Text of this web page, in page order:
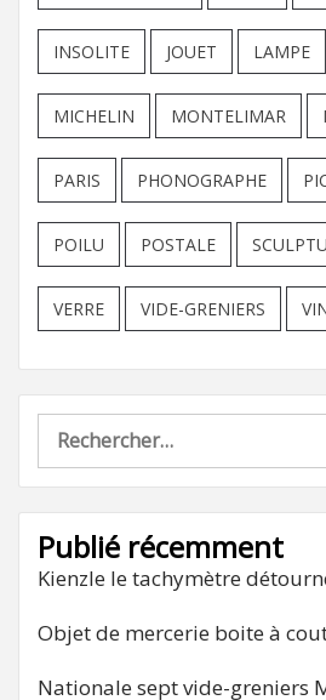
INSOLITE JOUET LAMPE
MICHELIN MONTELIMAR
PARIS PHONOGRAPHE
POILU POSTALE
VERRE VIDE-GRENIERS
Rechercher :
Publié récemment
Kienzle le tachymètre
Objet de mercerie boite à
Nationale sept vide-greniers